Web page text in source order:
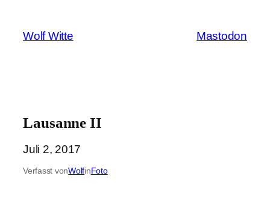
springen
Wolf Witte Mastodon
Lausanne II
Juli 2, 2017
Verfasst vonWolfinFoto